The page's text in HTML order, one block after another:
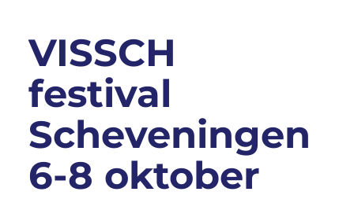
VISSCH
festival
Scheveningen
6-8 oktober